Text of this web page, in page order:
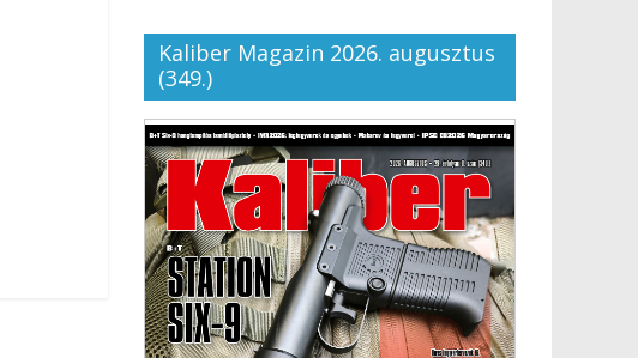
Kaliber Magazin 2026. augusztus
(349.)